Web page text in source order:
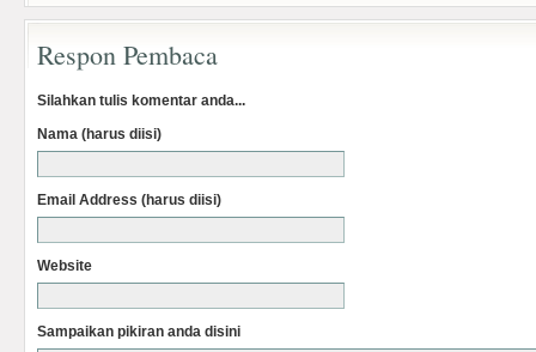
Respon Pembaca
Silahkan tulis komentar anda...
Nama (harus diisi)
Email Address (harus diisi)
Website
Sampaikan pikiran anda disini